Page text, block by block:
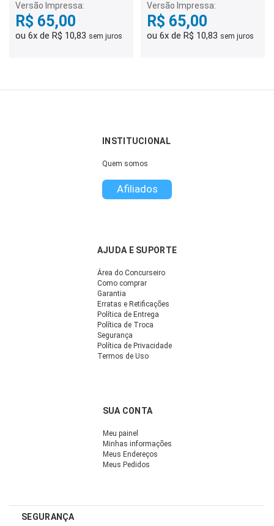
Versão Impressa:
R$ 65,00
ou 6x de R$ 10,83 sem juros
Versão Impressa:
R$ 65,00
ou 6x de R$ 10,83 sem juros
INSTITUCIONAL
Quem somos
Afiliados
AJUDA E SUPORTE
Área do Concurseiro
Como comprar
Garantia
Erratas e Retificações
Política de Entrega
Política de Troca
Segurança
Política de Privacidade
Termos de Uso
SUA CONTA
Meu painel
Minhas informações
Meus Endereços
Meus Pedidos
SEGURANÇA